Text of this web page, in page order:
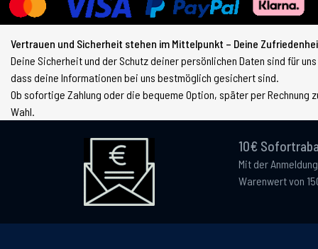
Vertrauen und Sicherheit stehen im Mittelpunkt – Deine
Deine Sicherheit und der Schutz deiner persönlichen Daten sind für
dass deine Informationen bei uns bestmöglich gesichert sind.
Ob sofortige Zahlung oder die bequeme Option, später per Rechnung
Wahl.
10€
Mit der
Warenwert von